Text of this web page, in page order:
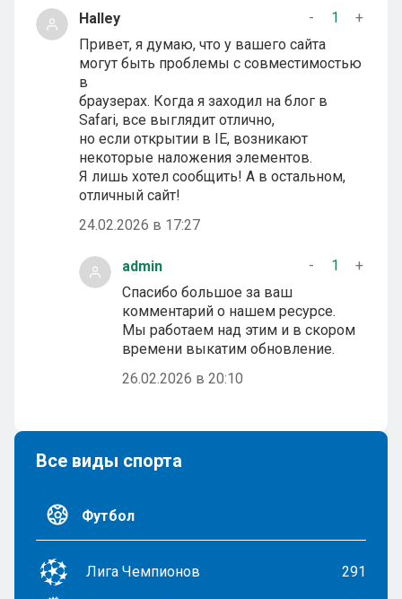
Halley - 1
+
Привет, я думаю, что у вашего сайта
могут быть проблемы с совместимостью
в
браузерах. Когда я заходил на блог в
Safari, все выглядит отлично,
но если открытии в IE, возникают
некоторые наложения элементов.
Я лишь хотел сообщить! А в остальном,
отличный сайт!
24.02.2026 в 17:27
admin - 1
+
Спасибо большое за ваш
комментарий о нашем ресурсе.
Мы работаем над этим и в скором
времени выкатим обновление.
26.02.2026 в 20:10
Все виды спорта
Футбол
Лига Чемпионов 291